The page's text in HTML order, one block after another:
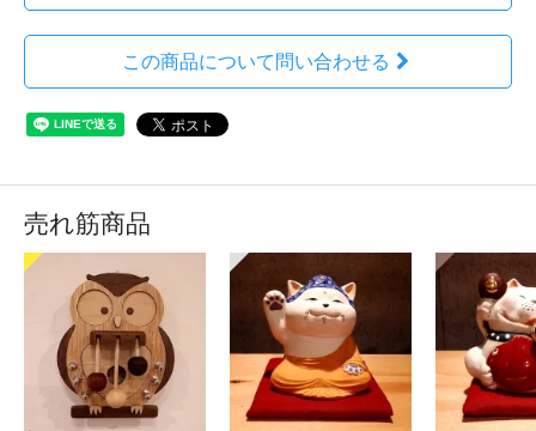
この商品について問い合わせる
売れ筋商品